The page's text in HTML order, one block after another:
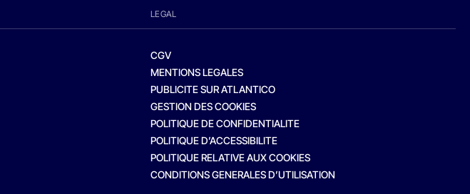
LEGAL
CGV
MENTIONS LEGALES
PUBLICITE SUR ATLANTICO
GESTION DES COOKIES
POLITIQUE DE CONFIDENTIALITE
POLITIQUE D’ACCESSIBILITE
POLITIQUE RELATIVE AUX COOKIES
CONDITIONS GENERALES D’UTILISATION